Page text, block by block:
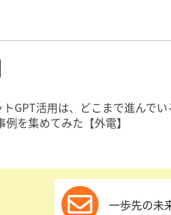
GPT活用は、どこまで進んでい
を集めてみた【外電】
一歩先の未